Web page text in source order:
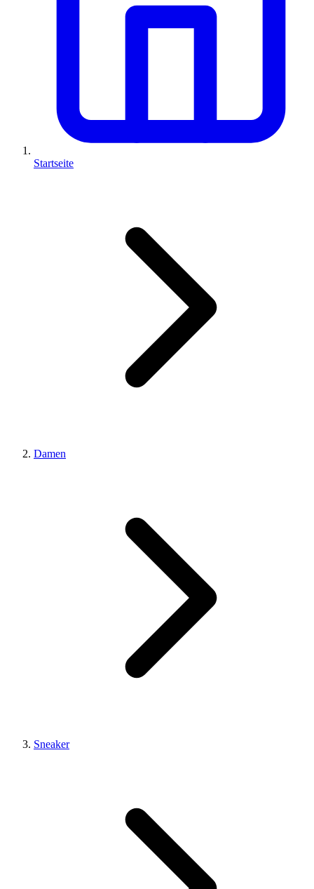
Startseite
Damen
Sneaker